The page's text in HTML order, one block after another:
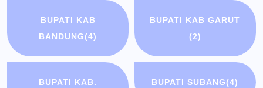
BUPATI KAB
BANDUNG(4)
BUPATI KAB GARUT
(2)
BUPATI KAB.
BUPATI SUBANG(4)